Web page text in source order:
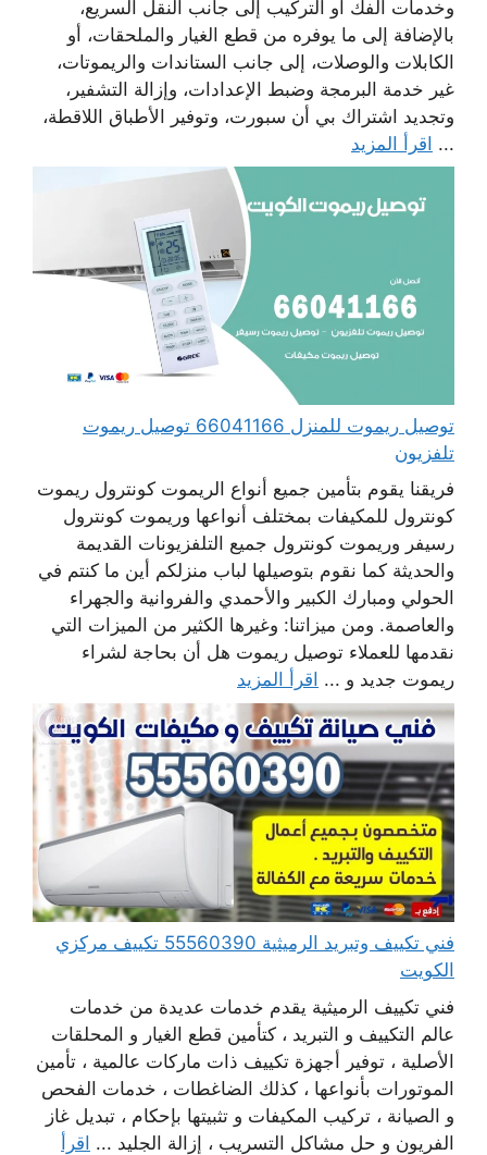
وخدمات الفك أو التركيب إلى جانب النقل السريع،
بالإضافة إلى ما يوفره من قطع الغيار والملحقات، أو
الكابلات والوصلات، إلى جانب الستاندات والريموتات،
غير خدمة البرمجة وضبط الإعدادات، وإزالة التشفير،
وتجديد اشتراك بي أن سبورت، وتوفير الأطباق اللاقطة،
... اقرأ المزيد
توصيل ريموت للمنزل 66041166 توصيل ريموت
تلفزيون
فريقنا يقوم بتأمين جميع أنواع الريموت كونترول ريموت
كونترول للمكيفات بمختلف أنواعها وريموت كونترول
رسيفر وريموت كونترول جميع التلفزيونات القديمة
والحديثة كما نقوم بتوصيلها لباب منزلكم أين ما كنتم في
الحولي ومبارك الكبير والأحمدي والفروانية والجهراء
والعاصمة. ومن ميزاتنا: وغيرها الكثير من الميزات التي
نقدمها للعملاء توصيل ريموت هل أن بحاجة لشراء
ريموت جديد و ... اقرأ المزيد
فني تكييف وتبريد الرميثية 55560390 تكييف مركزي
الكويت
فني تكييف الرميثية يقدم خدمات عديدة من خدمات
عالم التكييف و التبريد ، كتأمين قطع الغيار و المحلقات
الأصلية ، توفير أجهزة تكييف ذات ماركات عالمية ، تأمين
الموتورات بأنواعها ، كذلك الضاغطات ، خدمات الفحص
و الصيانة ، تركيب المكيفات و تثبيتها بإحكام ، تبديل غاز
الفريون و حل مشاكل التسريب ، إزالة الجليد ... اقرأ